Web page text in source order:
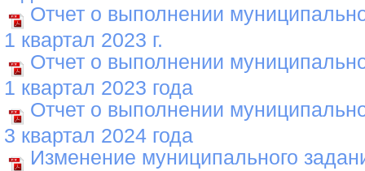
Отчет о выполнении
1 квартал 2023 г.
Отчет о выполнении
1 квартал 2023 года
Отчет о выполнении
3 квартал 2024 года
Изменение муниципального